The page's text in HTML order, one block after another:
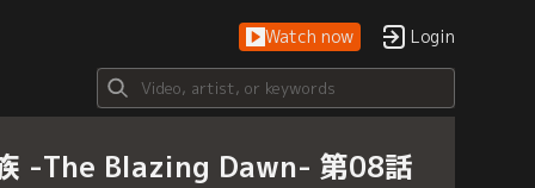
Watch now Login
-The Blazing Dawn- 第08話